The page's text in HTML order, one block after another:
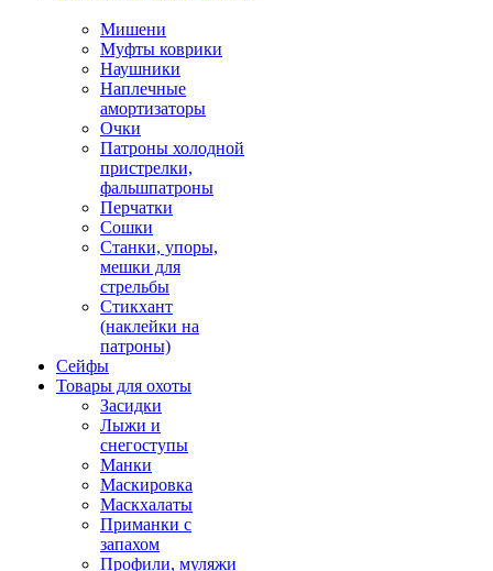
Мишени
Муфты коврики
Наушники
Наплечные
амортизаторы
Очки
Патроны холодной
пристрелки,
фальшпатроны
Перчатки
Сошки
Станки, упоры,
мешки для
стрельбы
Стикхант
(наклейки на
патроны)
Сейфы
Товары для охоты
Засидки
Лыжи и
снегоступы
Манки
Маскировка
Маскхалаты
Приманки с
запахом
Профили, муляжи